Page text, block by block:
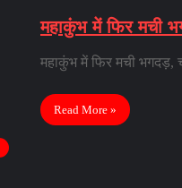
महाकुंभ में फिर मची
महाकुंभ में फिर मची भगदड़,
Read More »